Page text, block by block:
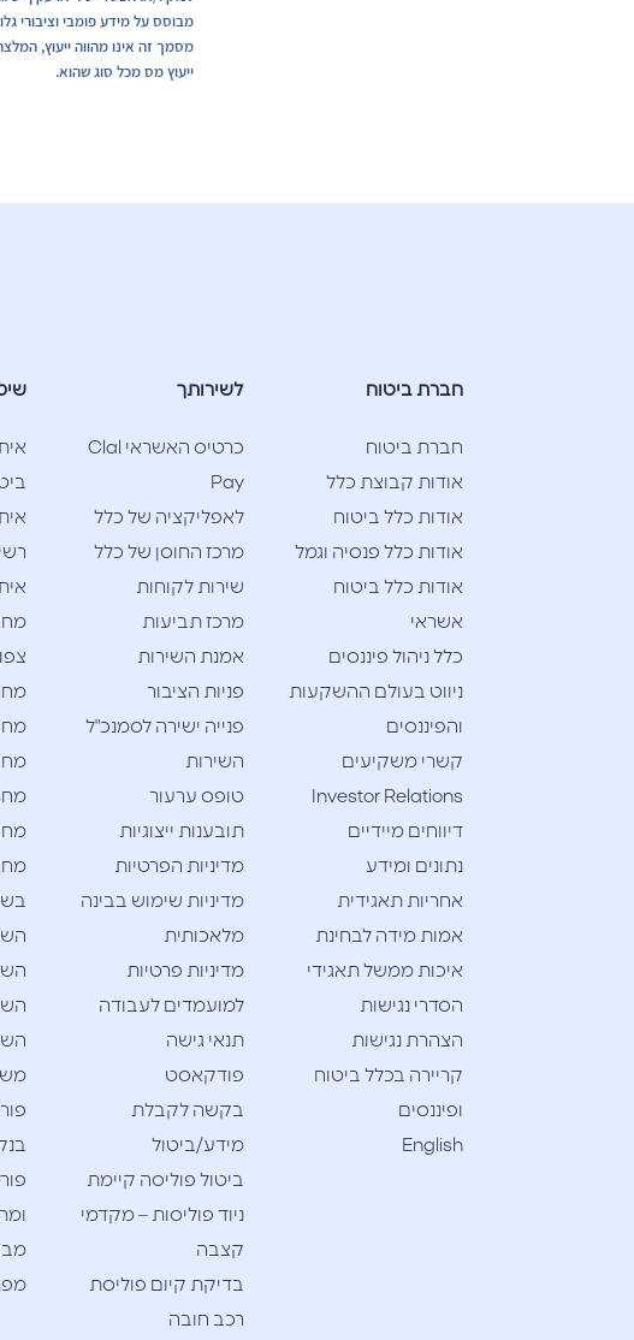
מבוסס על מידע פומבי וציבורי
מסמך זה אינו מהווה ייעוץ,
ייעוץ מס מכל סוג שהוא.
חברת ביטוח
חברת ביטוח
אודות קבוצת כלל
אודות כלל ביטוח
אודות כלל פנסיה וגמל
אודות כלל ביטוח
אשראי
כלל ניהול פיננסים
ניווט בעולם ההשקעות
והפיננסים
קשרי משקיעים
Investor Relations
דיווחים מיידיים
נתונים ומידע
אחריות תאגידית
אמות מידה לבחינת
איכות ממשל תאגידי
הסדרי נגישות
הצהרת נגישות
קריירה בכלל ביטוח
ופיננסים
English
לשירותך
כרטיס האשראי Clal
Pay
לאפליקציה של כלל
מרכז החוסן של כלל
שירות לקוחות
מרכז תביעות
אמנת השירות
פניות הציבור
פנייה ישירה לסמנכ"ל
השירות
טופס ערעור
תובענות ייצוגיות
מדיניות הפרטיות
מדיניות שימוש בבינה
מלאכותית
מדיניות פרטיות
למועמדים לעבודה
תנאי גישה
פודקאסט
בקשה לקבלת
מידע/ביטול
ביטול פוליסה קיימת
ניוד פוליסות – מקדמי
קצבה
בדיקת קיום פוליסת
רכב חובה